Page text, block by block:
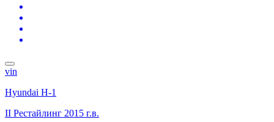
vin
Hyundai H-1
II Рестайлинг 2015 г.в.